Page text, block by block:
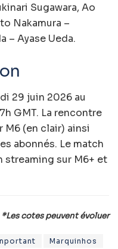
Sugawara, Ao
Nakamura –
– Ayase Ueda.
29 juin 2026 au
GMT. La rencontre
M6 (en clair) ainsi
abonnés. Le match
streaming sur M6+ et
*Les cotes peuvent évoluer
Marquinhos